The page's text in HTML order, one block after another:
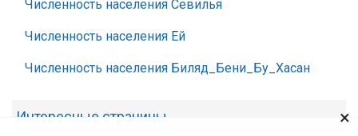
Численность населения Севилья
Численность населения Ей
Численность населения Биляд_Бени_Бу_Хасан
Интересные страницы ×